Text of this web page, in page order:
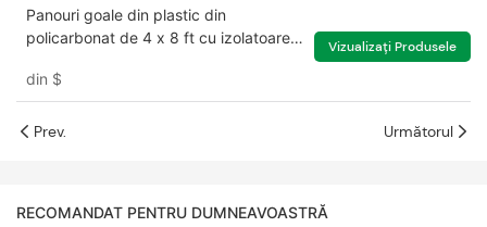
Panouri goale din plastic din
policarbonat de 4 x 8 ft cu izolatoare
sere
din $
Vizualizați Produsele
Prev. Următorul
RECOMANDAT PENTRU DUMNEAVOASTRĂ